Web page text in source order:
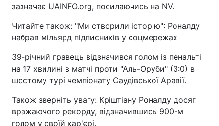
зазначає UAINFO.org, посилаючись на NV.
Читайте також: "Ми створили історію": Роналду
набрав мільярд підписників у соцмережах
39-річний гравець відзначився голом із пенальті
на 17 хвилині в матчі проти "Аль-Оруби" (3:0) в
шостому турі чемпіонату Саудівської Аравії.
Також зверніть увагу: Кріштіану Роналду досяг
вражаючого рекорду, відзначившись 900-м
голом у своїй кар'єрі.